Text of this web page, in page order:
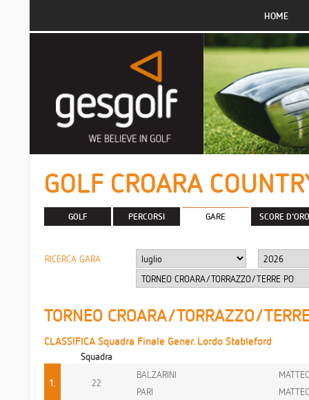
HOME
GOLF CROARA
GOLF PERCORSI GARE SCORE D'ORO
RICERCA GARA
TORNEO CROARA/TORRAZZO/
CLASSIFICA Squadra Finale Gener. Lordo Stableford
Squadra
1. 22
BALZARINI
PARI